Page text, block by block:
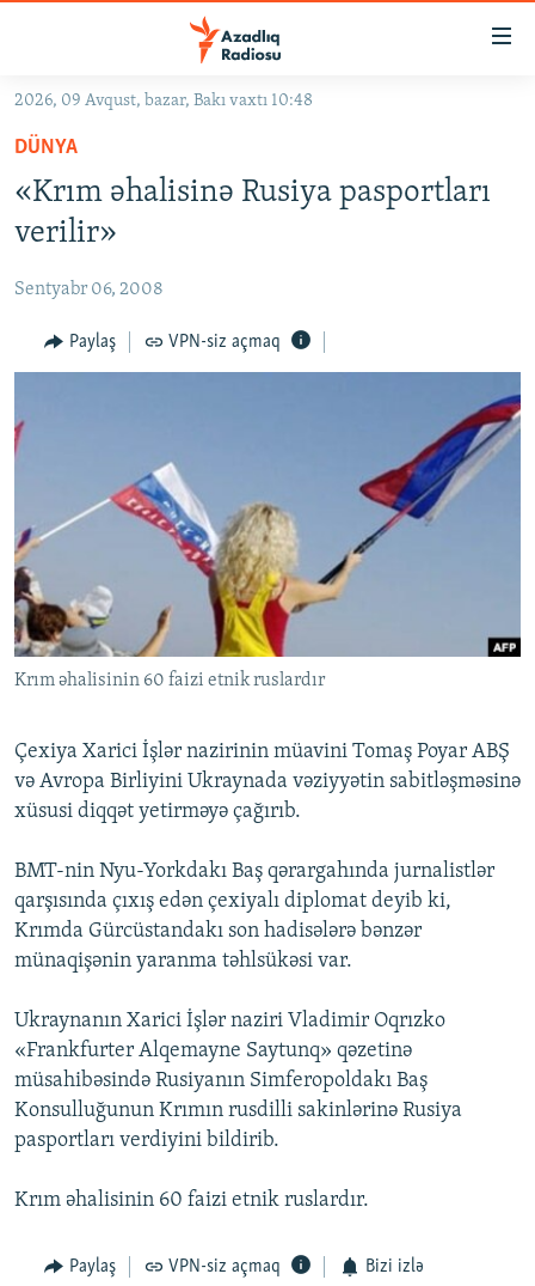
Əsas
qayıt
Əsas
naviqasiyaya
qayıt
Axtarışa
KORRUPSIOMETR
FƏRQƏ BAX
QANUNI DOĞRU
MULTIMEDIA
FOTOQALEREYA
KARIKATURA
OXU ZALI
AZƏRBAYCAN ƏDƏBIYYATI KITABXANASI
İSLAM VƏ DEMOKRATIYA
İZ - MƏDƏNIYYƏT PROQRAMI
HAQQIMIZDA
PEŞƏ ETIKASI VƏ JURNALISTIKA STANDARTLARIMIZ
MATERIALLARIMIZDAN ISTIFADƏ
AZADLIQRADIOSU MOBIL TELEFONUNUZDA
XƏBƏR BÜLLETENLƏRIMIZ
BIZI IZLƏ
RFE/RL-in bütün saytları
2026, 09 Avqust, bazar, Bakı vaxtı 10:48
DÜNYA
«Krım əhalisinə Rusiya pasportları
verilir»
Sentyabr 06, 2008
Paylaş VPN-siz açmaq
Krım əhalisinin 60 faizi etnik ruslardır
Çexiya Xarici İşlər nazirinin müavini Tomaş Poyar ABŞ
və Avropa Birliyini Ukraynada vəziyyətin sabitləşməsinə
xüsusi diqqət yetirməyə çağırıb.
BMT-nin Nyu-Yorkdakı Baş qərargahında jurnalistlər
qarşısında çıxış edən çexiyalı diplomat deyib ki,
Krımda Gürcüstandakı son hadisələrə bənzər
münaqişənin yaranma təhlsükəsi var.
Ukraynanın Xarici İşlər naziri Vladimir Oqrızko
«Frankfurter Alqemayne Saytunq» qəzetinə
müsahibəsində Rusiyanın Simferopoldakı Baş
Konsulluğunun Krımın rusdilli sakinlərinə Rusiya
pasportları verdiyini bildirib.
Krım əhalisinin 60 faizi etnik ruslardır.
Paylaş VPN-siz açmaq Bizi izlə